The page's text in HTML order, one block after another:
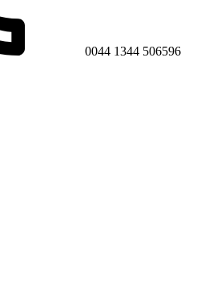
0044 1344 506596